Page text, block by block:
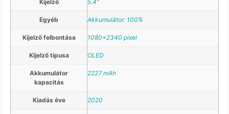
Kijelző 5.4"
Egyéb Akkumulátor: 100%
Kijelző felbontása 1080×2340 pixel
Kijelző típusa OLED
Akkumulátor
kapacitás
2227 mAh
Kiadás éve 2020